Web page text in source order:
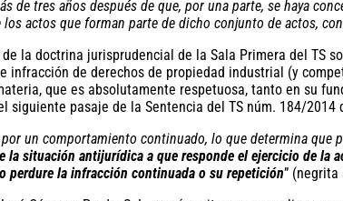
de tres años después de que, por una parte, se haya
actos que forman parte de dicho conjunto de actos,
la doctrina jurisprudencial de la Sala Primera del TS
infracción de derechos de propiedad industrial (y
que es absolutamente respetuosa, tanto en su
pasaje de la Sentencia del TS núm. 184/2014
un comportamiento continuado, lo que determina que
la situación antijurídica a que responde el ejercicio de la
perdure la infracción continuada o su repetición” (negrita